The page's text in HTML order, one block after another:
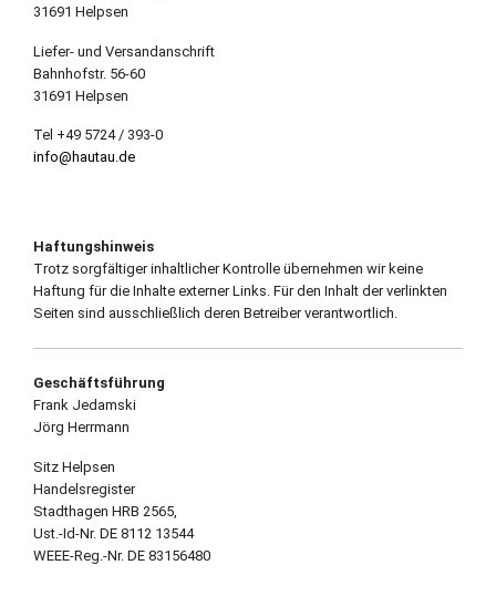
31691 Helpsen
Liefer- und Versandanschrift
Bahnhofstr. 56-60
31691 Helpsen
Tel +49 5724 / 393-0
info@hautau.de
Haftungshinweis
Trotz sorgfältiger inhaltlicher Kontrolle übernehmen wir keine
Haftung für die Inhalte externer Links. Für den Inhalt der verlinkten
Seiten sind ausschließlich deren Betreiber verantwortlich.
Geschäftsführung
Frank Jedamski
Jörg Herrmann
Sitz Helpsen
Handelsregister
Stadthagen HRB 2565,
Ust.-Id-Nr. DE 8112 13544
WEEE-Reg.-Nr. DE 83156480